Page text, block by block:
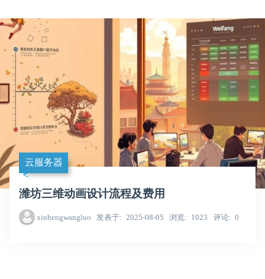
云服务器
潍坊三维动画设计流程及费用
xinhengwangluo 发表于 2025-08-05 浏览 1023 评论 0